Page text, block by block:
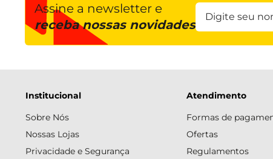
Assine a newsletter e
receba nossas novidades
Institucional
Sobre Nós
Nossas Lojas
Privacidade e Segurança
Atendimento
Formas de
Ofertas
Regulamentos